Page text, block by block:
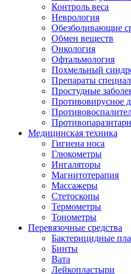
Контроль веса
Неврология
Обезболивающие
Обмен веществ
Онкология
Офтальмология
Похмельный
Препараты
Простудные
Противовирусное
Медицинская техника
Гигиена носа
Глюкометры
Ингаляторы
Магнитотерапия
Массажеры
Стетоскопы
Термометры
Тонометры
Перевязочные средства
Бактерицидные
Бинты
Вата
Лейкопластыри